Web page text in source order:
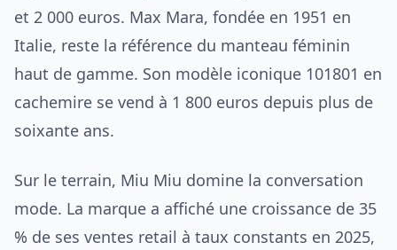
et 2 000 euros. Max Mara, fondée en 1951 en
Italie, reste la référence du manteau féminin
haut de gamme. Son modèle iconique 101801 en
cachemire se vend à 1 800 euros depuis plus de
soixante ans.
Sur le terrain, Miu Miu domine la conversation
mode. La marque a affiché une croissance de 35
% de ses ventes retail à taux constants en 2025,